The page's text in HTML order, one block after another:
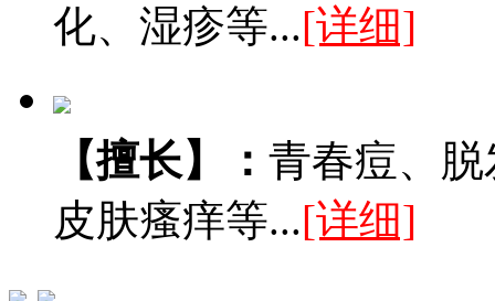
化、湿疹等...[详细]
【擅长】： 青春痘、
皮肤瘙痒等...[详细]